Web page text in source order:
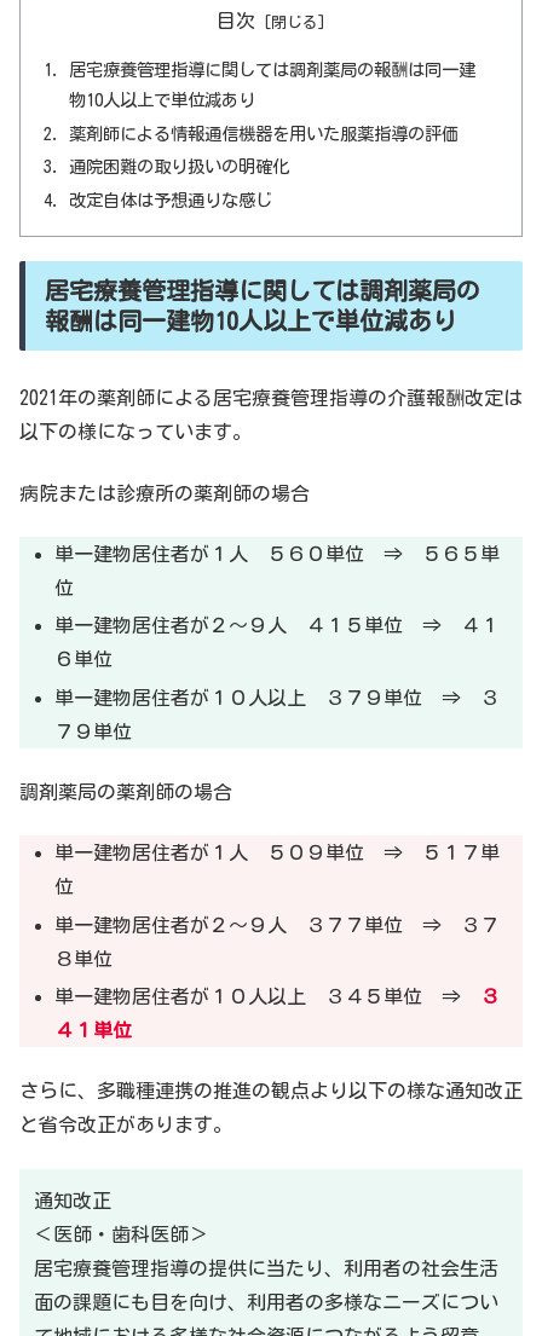
目次
居宅療養管理指導に関しては調剤薬局の報酬は同一建
物10人以上で単位減あり
薬剤師による情報通信機器を用いた服薬指導の評価
通院困難の取り扱いの明確化
改定自体は予想通りな感じ
居宅療養管理指導に関しては調剤薬局の
報酬は同一建物10人以上で単位減あり
2021年の薬剤師による居宅療養管理指導の介護報酬改定は
以下の様になっています。
病院または診療所の薬剤師の場合
単一建物居住者が１人 ５６０単位 ⇒ ５６５単
位
単一建物居住者が２～９人 ４１５単位 ⇒ ４１
６単位
単一建物居住者が１０人以上 ３７９単位 ⇒ ３
７９単位
調剤薬局の薬剤師の場合
単一建物居住者が１人 ５０９単位 ⇒ ５１７単
位
単一建物居住者が２～９人 ３７７単位 ⇒ ３７
８単位
単一建物居住者が１０人以上 ３４５単位 ⇒
３
４１単位
さらに、多職種連携の推進の観点より以下の様な通知改正
と省令改正があります。
通知改正
＜医師・歯科医師＞
居宅療養管理指導の提供に当たり、利用者の社会生活
面の課題にも目を向け、利用者の多様なニーズについ